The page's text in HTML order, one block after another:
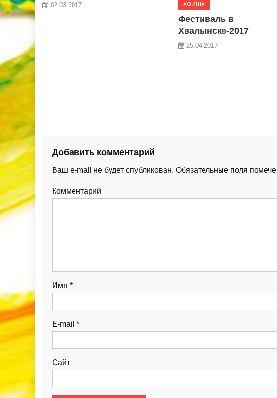
02.03.2017 АФИША
Фестиваль в
Хвалынске-2017
25.04.2017
Добавить комментарий
Ваш e-mail не будет опубликован. Обязательные поля
Комментарий
Имя *
E-mail *
Сайт